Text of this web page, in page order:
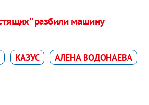
разбили машину
КАЗУС
АЛЕНА ВОДОНАЕВА